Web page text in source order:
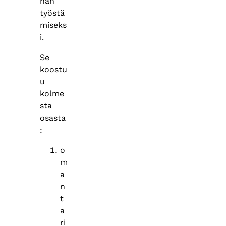
työstä
miseks
i.
Se
koostu
u
kolme
sta
osasta
:
o
m
a
n
t
a
ri